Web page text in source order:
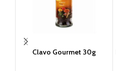
Clavo Gourmet 30g